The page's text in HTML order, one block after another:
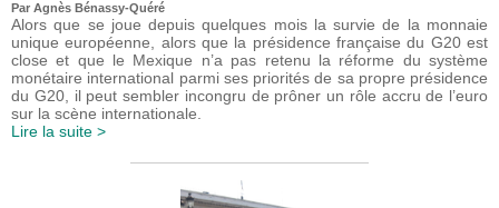
Par Agnès Bénassy-Quéré
Alors que se joue depuis quelques mois la survie de la monnaie
unique européenne, alors que la présidence française du G20 est
close et que le Mexique n’a pas retenu la réforme du système
monétaire international parmi ses priorités de sa propre présidence
du G20, il peut sembler incongru de prôner un rôle accru de l’euro
sur la scène internationale.
Lire la suite >